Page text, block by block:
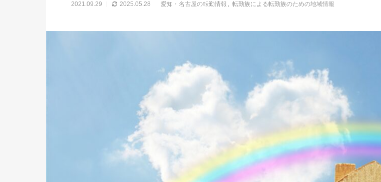
2021.09.29 2025.05.28 愛知・名古屋の転勤情報 転勤族による転勤族のための地域情報